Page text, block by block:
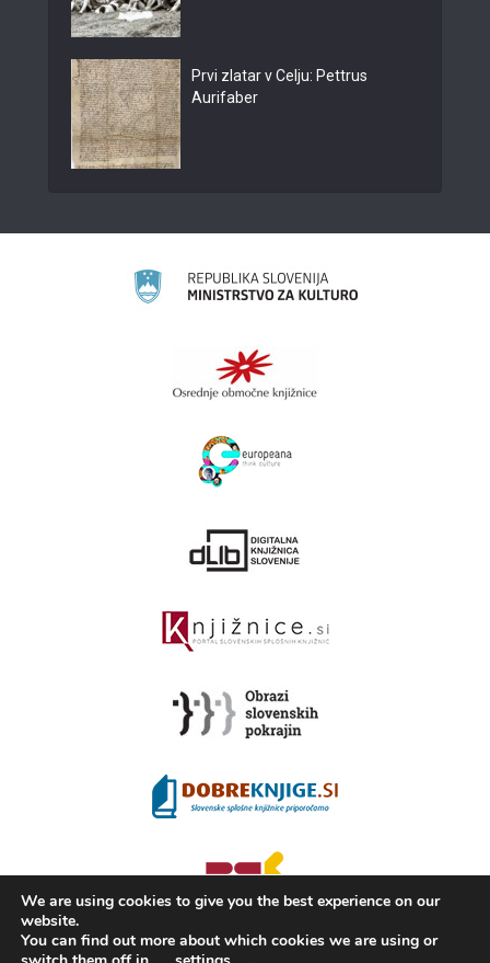
Prvi zlatar v Celju: Pettrus
Aurifaber
We are using cookies to give you the best experience on our
website.
You can find out more about which cookies we are using or